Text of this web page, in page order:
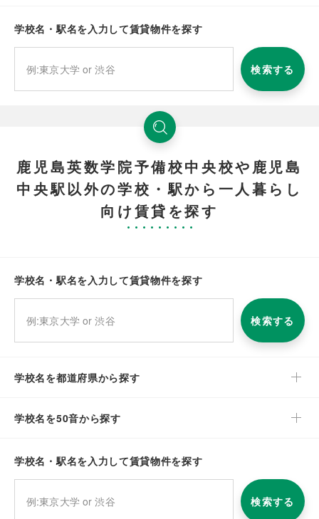
学校名・駅名を入力して賃貸物件を探す
検索する
鹿児島英数学院予備校中央校や鹿児島
中央駅以外の学校・駅から一人暮らし
向け賃貸を探す
学校名・駅名を入力して賃貸物件を探す
検索する
学校名を都道府県から探す
学校名を50音から探す
学校名・駅名を入力して賃貸物件を探す
検索する